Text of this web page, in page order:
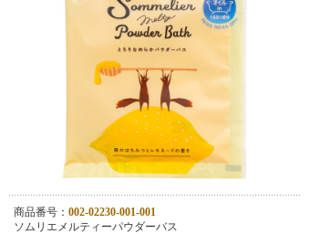
商品番号： 002-02230-001-001
ソムリエメルティーパウダーバス